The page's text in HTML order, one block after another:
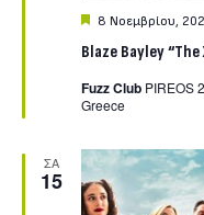
Blaze Bayley
Featured
8 Νοεμβρίου,
Fuzz Club PIREOS
Greece
ΣΑ
15